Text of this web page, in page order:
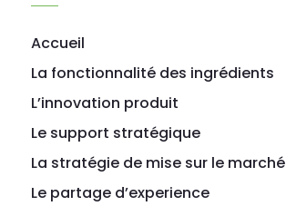
Accueil
La fonctionnalité des ingrédients
L’innovation produit
Le support stratégique
La stratégie de mise sur le marché
Le partage d’experience